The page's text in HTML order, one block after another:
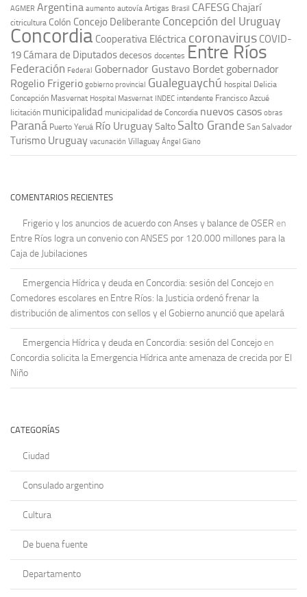
AGMER Argentina aumento autovía Artigas Brasil CAFESG Chajarí
citricultura Colón Concejo Deliberante Concepción del Uruguay
Concordia Cooperativa Eléctrica coronavirus COVID-
19 Cámara de Diputadosdecesos docentes Entre Ríos
Federación Federal Gobernador Gustavo Bordet gobernador
Rogelio Frigerio gobierno provincial Gualeguaychú hospital Delicia
Concepción Masvernat Hospital Masvernat INDEC intendente Francisco Azcué
licitación municipalidad municipalidad de Concordia nuevos casos obras
Paraná Puerto Yeruá Río UruguaySalto Salto Grande San Salvador
Turismo Uruguay vacunación Villaguay Ángel Giano
COMENTARIOS RECIENTES
Frigerio y los anuncios de acuerdo con Anses y balance de OSER en
Entre Ríos logra un convenio con ANSES por 120.000 millones para la
Caja de Jubilaciones
Emergencia Hídrica y deuda en Concordia: sesión del Concejo en
Comedores escolares en Entre Ríos: la Justicia ordenó frenar la
distribución de alimentos con sellos y el Gobierno anunció que apelará
Emergencia Hídrica y deuda en Concordia: sesión del Concejo en
Concordia solicita la Emergencia Hídrica ante amenaza de crecida por El
Niño
CATEGORÍAS
Ciudad
Consulado argentino
Cultura
De buena fuente
Departamento